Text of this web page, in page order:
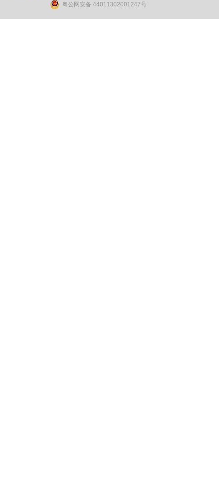
粤公网安备 44011302001247号